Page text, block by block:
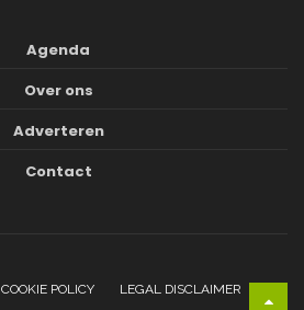
Agenda
Over ons
Adverteren
Contact
COOKIE POLICY LEGAL DISCLAIMER